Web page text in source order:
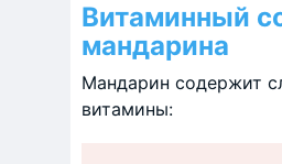
Витаминный
мандарина
Мандарин содержит
витамины: